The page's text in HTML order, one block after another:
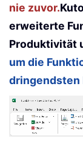
nie zuvor.
erweiterte
Produktivität
um die
dringendsten